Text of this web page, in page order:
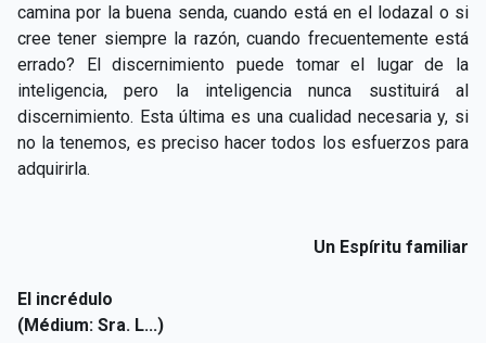
camina por la buena senda, cuando está en el lodazal o si
cree tener siempre la razón, cuando frecuentemente está
errado? El discernimiento puede tomar el lugar de la
inteligencia, pero la inteligencia nunca sustituirá al
discernimiento. Esta última es una cualidad necesaria y, si
no la tenemos, es preciso hacer todos los esfuerzos para
adquirirla.
Un Espíritu familiar
El incrédulo
(Médium: Sra. L...)